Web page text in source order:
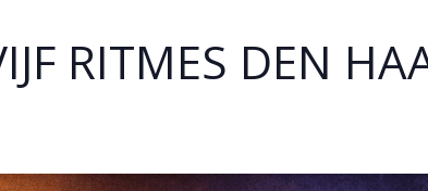
RITMES DEN